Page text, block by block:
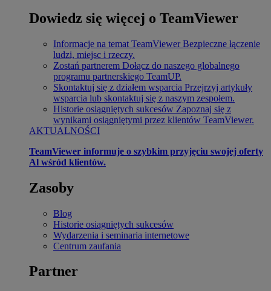
Dowiedz się więcej o TeamViewer
Informacje na temat TeamViewer Bezpieczne łączenie
ludzi, miejsc i rzeczy.
Zostań partnerem Dołącz do naszego globalnego
programu partnerskiego TeamUP.
Skontaktuj się z działem wsparcia Przejrzyj artykuły
wsparcia lub skontaktuj się z naszym zespołem.
Historie osiągniętych sukcesów Zapoznaj się z
wynikami osiągniętymi przez klientów TeamViewer.
AKTUALNOŚCI
TeamViewer informuje o szybkim przyjęciu swojej oferty
Al wśród klientów.
Zasoby
Blog
Historie osiągniętych sukcesów
Wydarzenia i seminaria internetowe
Centrum zaufania
Partner